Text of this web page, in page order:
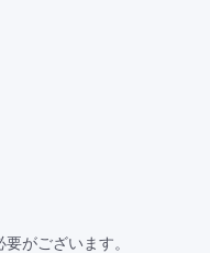
がございます。